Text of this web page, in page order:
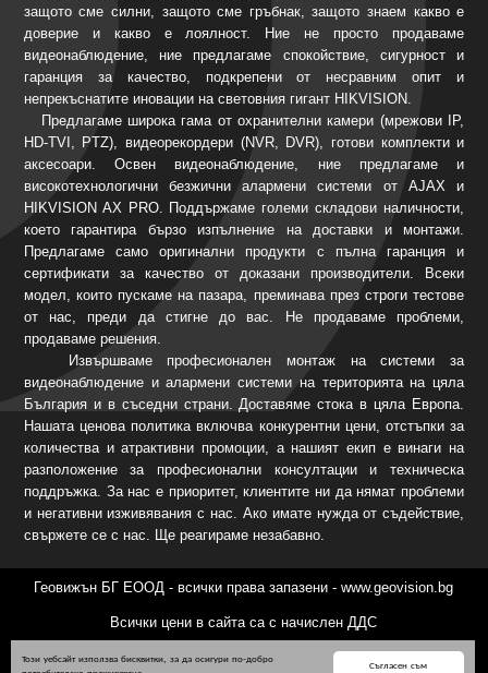
Съгласен съм
Този уебсайт използва бисквитки, за да осигури по-добро
защото сме силни, защото сме гръбнак, защото знаем какво е
доверие и какво е лоялност. Ние не просто продаваме
видеонаблюдение, ние предлагаме спокойствие, сигурност и
гаранция за качество, подкрепени от несравним опит и
непрекъснатите иновации на световния гигант HIKVISION.
Предлагаме широка гама от охранителни камери (мрежови IP,
HD-TVI, PTZ), видеорекордери (NVR, DVR), готови комплекти и
аксесоари. Освен видеонаблюдение, ние предлагаме и
високотехнологични безжични алармени системи от AJAX и
HIKVISION AX PRO. Поддържаме големи складови наличности,
което гарантира бързо изпълнение на доставки и монтажи.
Предлагаме само оригинални продукти с пълна гаранция и
сертификати за качество от доказани производители. Всеки
модел, които пускаме на пазара, преминава през строги тестове
от нас, преди да стигне до вас. Не продаваме проблеми,
продаваме решения.
Извършваме професионален монтаж на системи за
видеонаблюдение и алармени системи на територията на цяла
България и в съседни страни. Доставяме стока в цяла Европа.
Нашата ценова политика включва конкурентни цени, отстъпки за
количества и атрактивни промоции, а нашият екип е винаги на
разположение за професионални консултации и техническа
поддръжка. За нас е приоритет, клиентите ни да нямат проблеми
и негативни изживявания с нас. Ако имате нужда от съдействие,
свържете се с нас. Ще реагираме незабавно.
Геовижън БГ ЕООД - всички права запазени - www.geovision.bg
Всички цени в сайта са с начислен ДДС